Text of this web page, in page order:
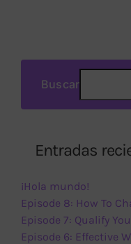
Buscar
Entradas
¡Hola mundo!
Episode 8: How To
Episode 7: Qualify
Episode 6: Effective